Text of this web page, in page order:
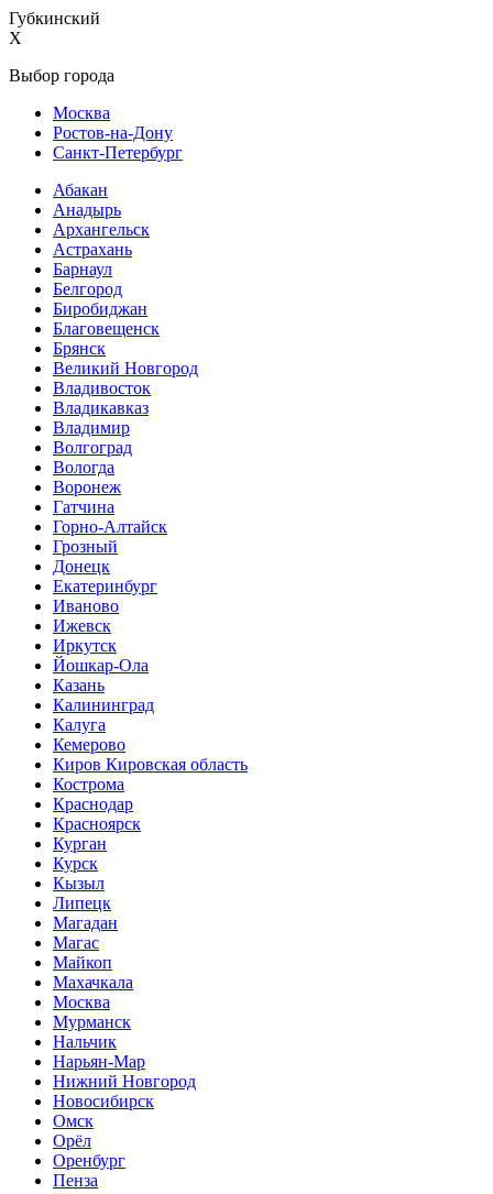
Губкинский
X
Выбор города
Москва
Ростов-на-Дону
Санкт-Петербург
Абакан
Анадырь
Архангельск
Астрахань
Барнаул
Белгород
Биробиджан
Благовещенск
Брянск
Великий Новгород
Владивосток
Владикавказ
Владимир
Волгоград
Вологда
Воронеж
Гатчина
Горно-Алтайск
Грозный
Донецк
Екатеринбург
Иваново
Ижевск
Иркутск
Йошкар-Ола
Казань
Калининград
Калуга
Кемерово
Киров Кировская область
Кострома
Краснодар
Красноярск
Курган
Курск
Кызыл
Липецк
Магадан
Магас
Майкоп
Махачкала
Москва
Мурманск
Нальчик
Нарьян-Мар
Нижний Новгород
Новосибирск
Омск
Орёл
Оренбург
Пенза